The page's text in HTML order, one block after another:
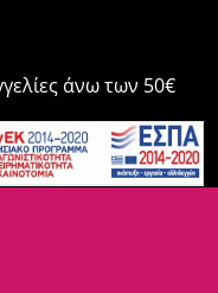
άνω των 50€